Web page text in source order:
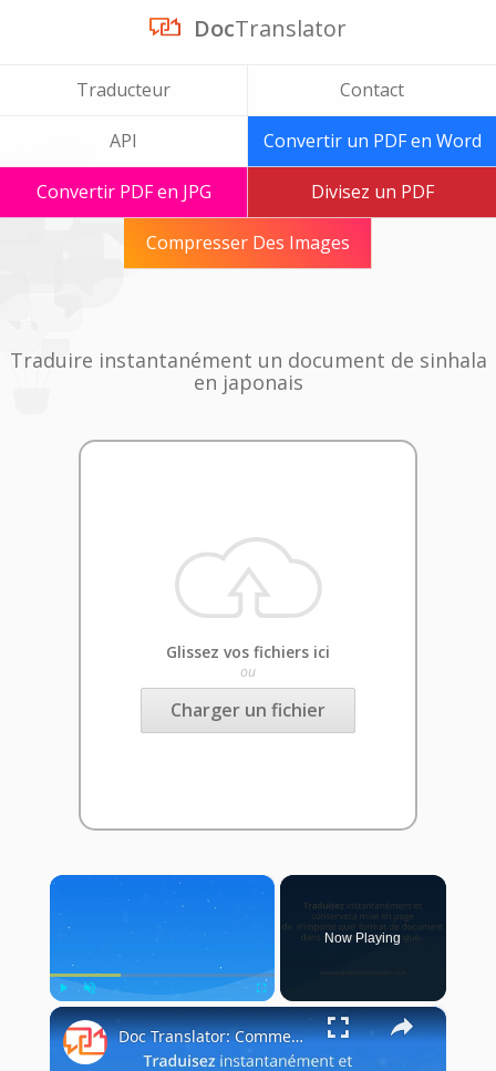
DocTranslator
Traducteur Contact
API Convertir un PDF en Word
Convertir PDF en JPG Divisez un PDF
Compresser Des Images
Traduire instantanément un document de sinhala
en japonais
Glissez vos fichiers ici
ou
Charger un fichier
×
Play Unmute Fullscreen
Now Playing
×
Doc Translator: Comment utiliser le traducteur de documents?